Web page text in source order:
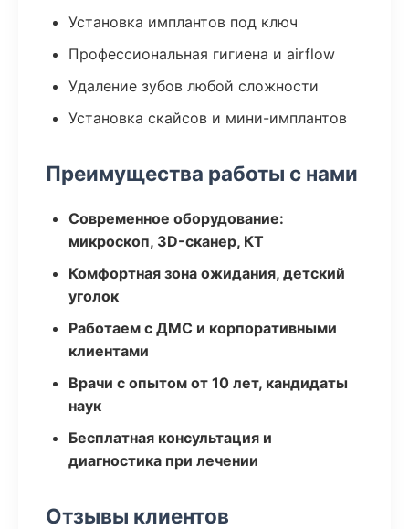
Установка имплантов под ключ
Профессиональная гигиена и airflow
Удаление зубов любой сложности
Установка скайсов и мини-имплантов
Преимущества работы с нами
Современное оборудование:
микроскоп, 3D-сканер, КТ
Комфортная зона ожидания, детский
уголок
Работаем с ДМС и корпоративными
клиентами
Врачи с опытом от 10 лет, кандидаты
наук
Бесплатная консультация и
диагностика при лечении
Отзывы клиентов